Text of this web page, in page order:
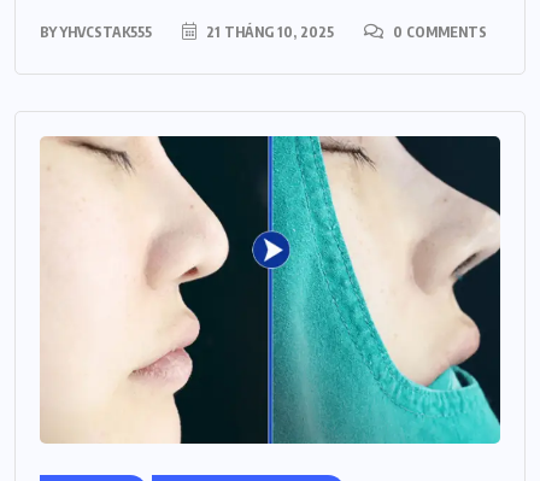
BYYHVCSTAK555 21 THÁNG 10, 2025 0 COMMENTS